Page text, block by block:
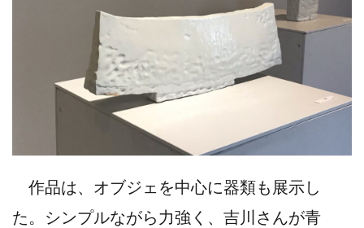
作品は、オブジェを中心に器類も展示し
た。シンプルながら力強く、吉川さんが青